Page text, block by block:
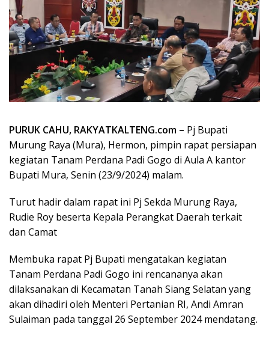
PURUK CAHU, RAKYATKALTENG.com – Pj Bupati
Murung Raya (Mura), Hermon, pimpin rapat persiapan
kegiatan Tanam Perdana Padi Gogo di Aula A kantor
Bupati Mura, Senin (23/9/2024) malam.
Turut hadir dalam rapat ini Pj Sekda Murung Raya,
Rudie Roy beserta Kepala Perangkat Daerah terkait
dan Camat
Membuka rapat Pj Bupati mengatakan kegiatan
Tanam Perdana Padi Gogo ini rencananya akan
dilaksanakan di Kecamatan Tanah Siang Selatan yang
akan dihadiri oleh Menteri Pertanian RI, Andi Amran
Sulaiman pada tanggal 26 September 2024 mendatang.